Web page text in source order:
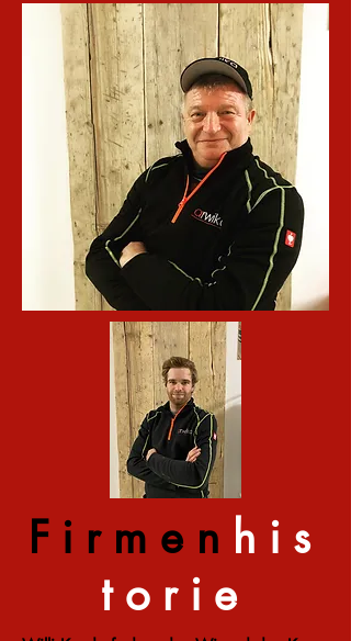
Firmen his
torie